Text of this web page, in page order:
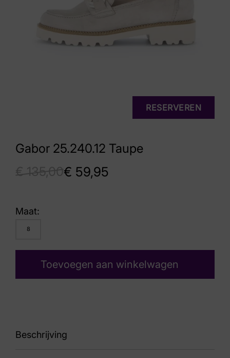
Gabor 25.240.12 Taupe
€ 59,95
RESERVEREN
Maat:
8
Toevoegen aan winkelwagen
Beschrijving